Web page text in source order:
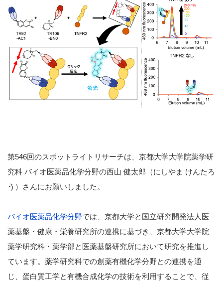
第546回のスポットライトリサーチは、京都大学大学院薬学研
究科 バイオ医薬品化学分野の西山 健太郎（にしやま けんたろ
う）さんにお願いしました。
バイオ医薬品化学分野では、京都大学と国立研究開発法人医
薬基盤・健康・栄養研究所の連携に基づき、京都大学大学院
薬学研究科・薬学部と医薬基盤研究所において研究を推進し
ています。薬学研究科での創薬有機化学分野との連携を通
じ、蛋白質工学と有機合成化学の技術を利用することで、従